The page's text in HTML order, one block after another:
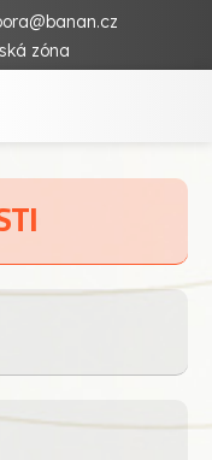
zóna